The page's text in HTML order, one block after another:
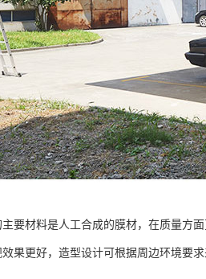
要材料是人工合成的膜材，在质量方
果更好，造型设计可根据周边环境要